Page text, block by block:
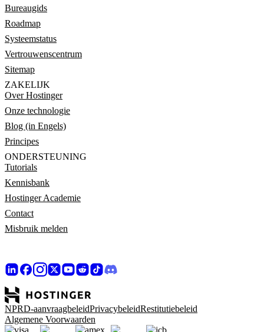
Bureaugids
Roadmap
Systeemstatus
Vertrouwenscentrum
Sitemap
ZAKELIJK
Over Hostinger
Onze technologie
Blog (in Engels)
Principes
ONDERSTEUNING
Tutorials
Kennisbank
Hostinger Academie
Contact
Misbruik melden
NPRD-aanvraagbeleidPrivacybeleidRestitutiebeleid
Algemene Voorwaarden